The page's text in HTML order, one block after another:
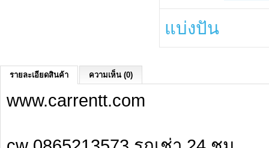
แบ่งปัน
รายละเอียดสินค้า ความเห็น (0)
www.carrentt.com